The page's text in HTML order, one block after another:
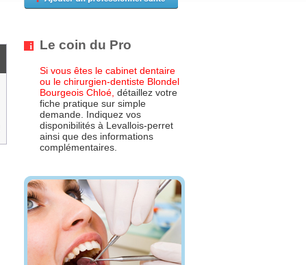
Le coin du Pro
Si vous êtes le cabinet dentaire
ou le chirurgien-dentiste Blondel
Bourgeois Chloé, détaillez votre
fiche pratique sur simple
demande. Indiquez vos
disponibilités à Levallois-perret
ainsi que des informations
complémentaires.